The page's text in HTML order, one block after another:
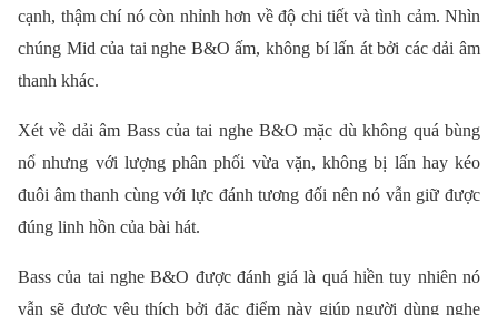
cạnh, thậm chí nó còn nhỉnh hơn về độ chi tiết và tình cảm. Nhìn
chúng Mid của tai nghe B&O ấm, không bí lấn át bởi các dải âm
thanh khác.
Xét về dải âm Bass của tai nghe B&O mặc dù không quá bùng
nổ nhưng với lượng phân phối vừa vặn, không bị lấn hay kéo
đuôi âm thanh cùng với lực đánh tương đối nên nó vẫn giữ được
đúng linh hồn của bài hát.
Bass của tai nghe B&O được đánh giá là quá hiền tuy nhiên nó
vẫn sẽ được yêu thích bởi đặc điểm này giúp người dùng nghe